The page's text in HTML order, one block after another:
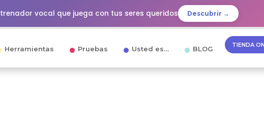
vocal que juega con tus seres queridos Descubrir →
Herramientas Pruebas Usted es… BLOG TIENDA